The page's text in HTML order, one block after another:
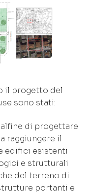
il progetto del
sono stati:
alfine di progettare
raggiungere il
edifici esistenti
e strutturali
del terreno di
portanti e